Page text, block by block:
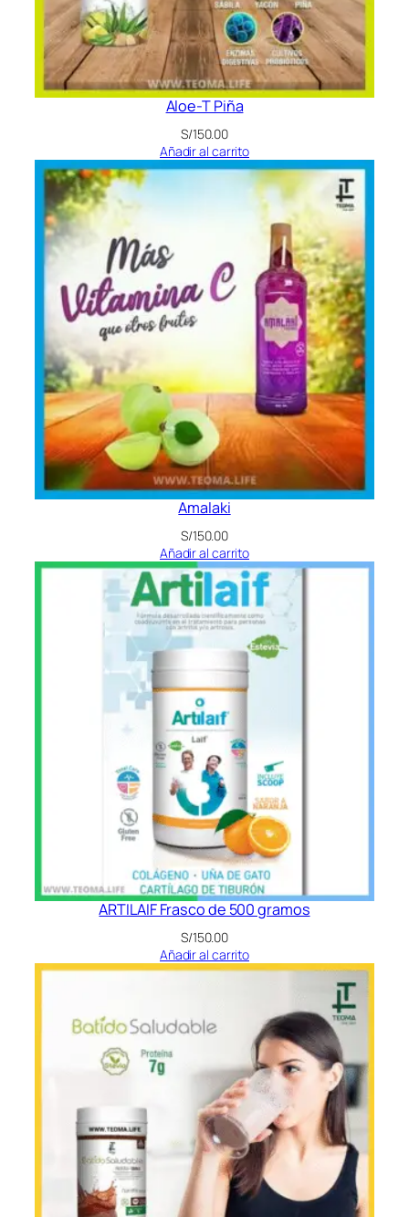
Aloe-T Piña
S/150.00
Añadir al carrito
Amalaki
S/150.00
Añadir al carrito
ARTILAIF Frasco de 500 gramos
S/150.00
Añadir al carrito